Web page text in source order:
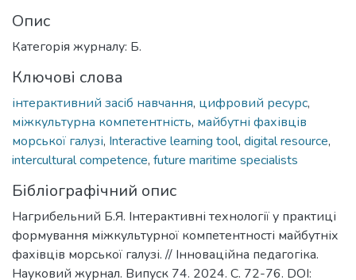
Опис
Категорія журналу: Б.
Ключові слова
інтерактивний засіб навчання, цифровий ресурс,
міжкультурна компетентність, майбутні фахівців
морської галузі, Interactive learning tool, digital resource,
intercultural competence, future maritime specialists
Бібліографічний опис
Нагрибельний Б.Я. Інтерактивні технології у практиці
формування міжкультурної компетентності майбутніх
фахівців морської галузі. // Інноваційна педагогіка.
Науковий журнал. Випуск 74. 2024. С. 72-76. DOI: